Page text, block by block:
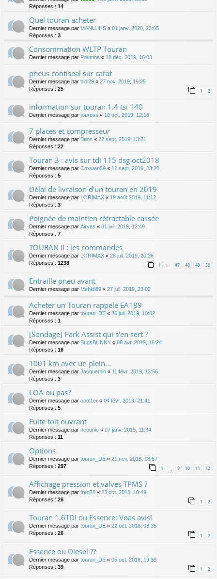
Réponses : 14
Quel touran acheter
Dernier message par MANU.IHS « 01 janv. 2020, 23:05
Réponses : 3
Consommation WLTP Touran
Dernier message par Poumba « 18 déc. 2019, 16:03
pneus contiseal sur carat
Dernier message par bibi29 « 27 nov. 2019, 19:25
Réponses : 25 1 2
information sur touran 1.4 tsi 140
Dernier message par touross « 10 oct. 2019, 12:16
7 places et compresseur
Dernier message par Beno « 22 sept. 2019, 13:21
Réponses : 22
Touran 3 : avis sur tdi 115 dsg oct2018
Dernier message par Coxwen59 « 12 sept. 2019, 23:20
Réponses : 5
Délai de livraison d'un touran en 2019
Dernier message par LORIMAX « 19 août 2019, 11:12
Réponses : 3
Poignée de maintien rétractable cassée
Dernier message par Airyas « 31 juil. 2019, 12:49
Réponses : 7
TOURAN II : les commandes
Dernier message par LORIMAX « 28 juil. 2019, 20:26
Réponses : 1238 1 … 47 48 49 50
Entraille pneu avant
Dernier message par Mehidi89 « 27 juil. 2019, 23:02
Acheter un Touran rappelé EA189
Dernier message par touran_DE « 26 juil. 2019, 10:02
Réponses : 1
[Sondage] Park Assist qui s'en sert ?
Dernier message par BugsBUNNY « 08 avr. 2019, 16:24
Réponses : 16
1001 km avec un plein...
Dernier message par Jacquemin « 11 févr. 2019, 13:56
Réponses : 3
LOA ou pas?
Dernier message par cool1er « 04 févr. 2019, 21:41
Réponses : 5
Fuite toit ouvrant
Dernier message par ncounio « 07 janv. 2019, 11:34
Réponses : 11
Options
Dernier message par touran_DE « 21 nov. 2018, 18:57
Réponses : 297 1 … 9 10 11 12
Affichage pression et valves TPMS ?
Dernier message par fred78 « 23 oct. 2018, 18:49
Réponses : 26 1 2
Touran 1.6TDI ou Essence: Voas avis!
Dernier message par touran_DE « 22 oct. 2018, 08:35
Réponses : 26 1 2
Essence ou Diesel ??
Dernier message par touran_DE « 05 oct. 2018, 19:39
Réponses : 39 1 2